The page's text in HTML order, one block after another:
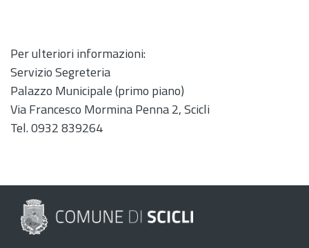
Per ulteriori informazioni:
Servizio Segreteria
Palazzo Municipale (primo piano)
Via Francesco Mormina Penna 2, Scicli
Tel. 0932 839264